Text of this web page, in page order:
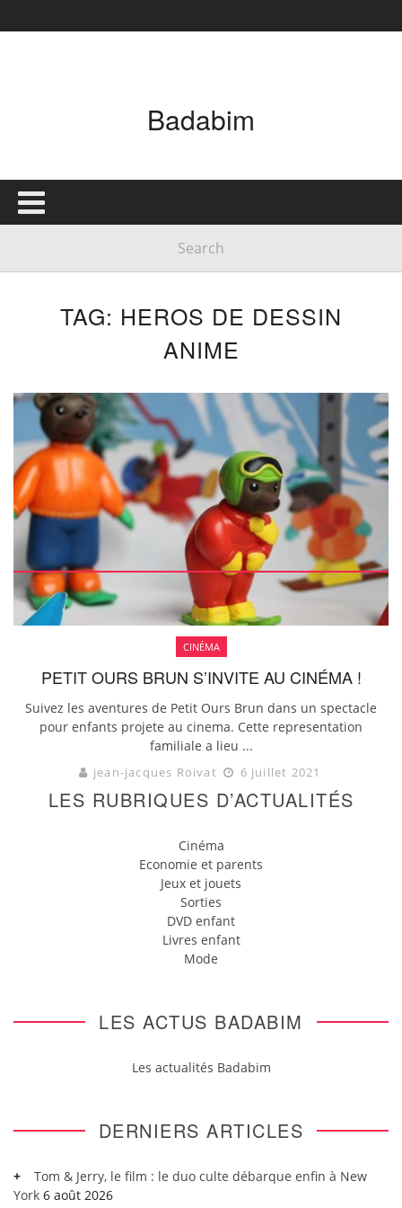
Badabim
TAG: HEROS DE DESSIN
ANIME
CINÉMA
PETIT OURS BRUN S’INVITE AU CINÉMA !
Suivez les aventures de Petit Ours Brun dans un spectacle
pour enfants projete au cinema. Cette representation
familiale a lieu ...
jean-jacques Roivat 6 juillet 2021
LES RUBRIQUES D’ACTUALITÉS
Cinéma
Economie et parents
Jeux et jouets
Sorties
DVD enfant
Livres enfant
Mode
LES ACTUS BADABIM
Les actualités Badabim
DERNIERS ARTICLES
Tom & Jerry, le film : le duo culte débarque enfin à New
York 6 août 2026